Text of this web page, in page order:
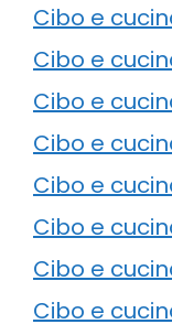
Cibo e
Cibo e
Cibo e
Cibo e
Cibo e
Cibo e
Cibo e
Cibo e